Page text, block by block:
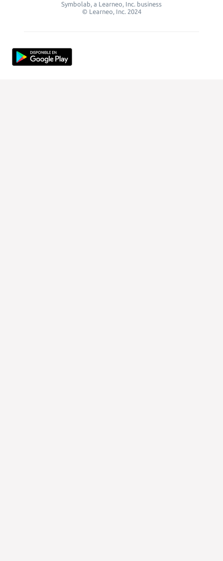
Symbolab, a Learneo, Inc. business
© Learneo, Inc. 2024